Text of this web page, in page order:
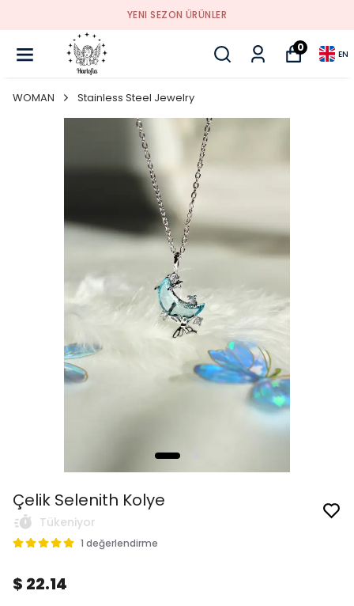
YENI SEZON ÜRÜNLER
0
EN
WOMAN Stainless Steel Jewelry
Çelik Selenith Kolye
Tükeniyor
1 değerlendirme
$ 22.14